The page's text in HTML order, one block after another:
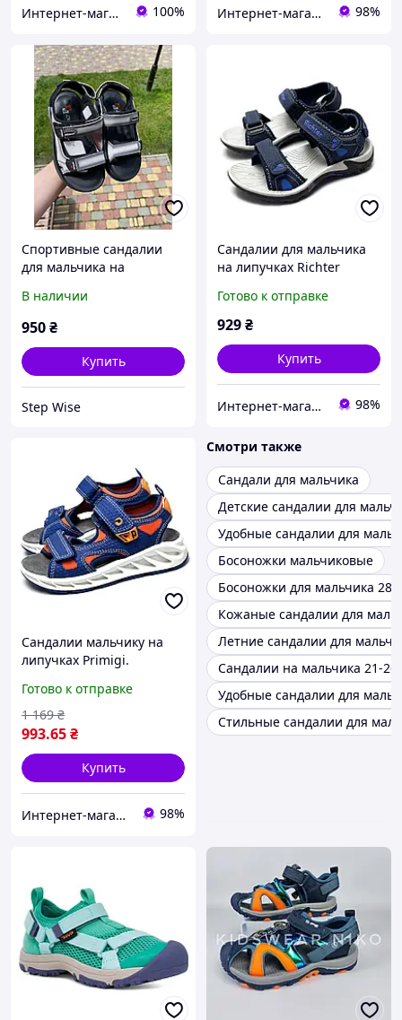
Интернет-магазин детской одежды и обуви 100% Интернет-магазин брендовой обуви ShoesLike 98%
Спортивные сандалии
для мальчика на
В наличии
950₴
Купить
Step Wise
Сандалии для мальчика
на липучках Richter
детские босоножки
мальчику
Готово к отправке
929₴
Купить
Интернет-магазин брендовой обуви ShoesLike 98%
Сандалии мальчику на
липучках Primigi.
босоножки 31,32 размер
Готово к отправке
993.65₴
1 169 ₴
Купить
Интернет-магазин брендовой обуви ShoesLike 98%
Смотри также
Сандали для мальчика
Детские сандалии для
Удобные сандалии для
Босоножки мальчиковые
Босоножки для мальчика 28
Кожаные сандалии для
Летние сандалии для
Сандалии на мальчика 21-26
Удобные сандалии для
Стильные сандалии для